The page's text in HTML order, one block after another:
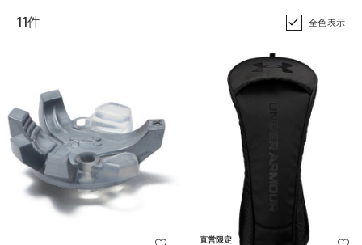
11件 全色表示
直営限定